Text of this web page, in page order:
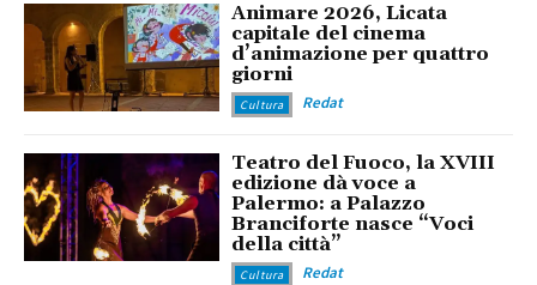
Animare 2026, Licata
capitale del cinema
d’animazione per quattro
giorni
Cultura Redat
Teatro del Fuoco, la XVIII
edizione dà voce a
Palermo: a Palazzo
Branciforte nasce “Voci
della città”
Cultura Redat